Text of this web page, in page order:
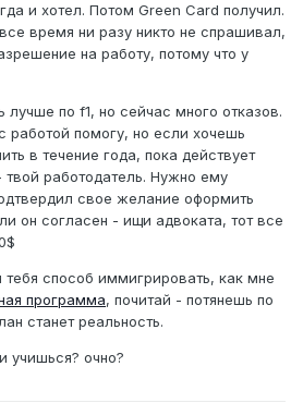
и хотел. Потом Green Card получил.
время ни разу никто не спрашивал,
на работу, потому что у
лучше по f1, но сейчас много отказов.
работой помогу, но если хочешь
в течение года, пока действует
твой работодатель. Нужно ему
свое желание оформить
он согласен - ищи адвоката, тот все
способ иммигрировать, как мне
программа, почитай - потянешь по
станет реальность.
учишься? очно?